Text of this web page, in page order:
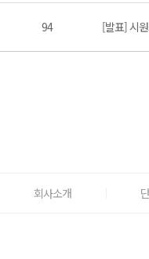
94 [발표] 시
회사소개